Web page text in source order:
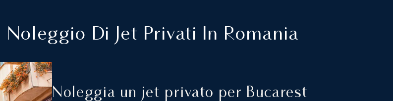
Di Jet Privati In Romania
Noleggia un jet privato per Bucarest